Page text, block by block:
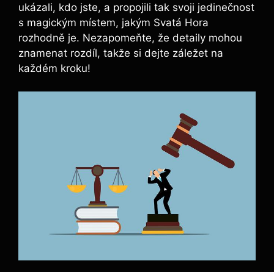
ukázali, kdo jste, a propojili tak svoji jedinečnost
s magickým místem, jakým Svatá Hora
rozhodně je. Nezapomeňte, že detaily mohou
znamenat rozdíl, takže si dejte záležet na
každém kroku!